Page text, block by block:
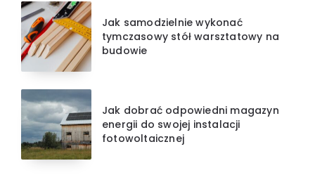
Jak samodzielnie wykonać
tymczasowy stół warsztatowy na
budowie
Jak dobrać odpowiedni magazyn
energii do swojej instalacji
fotowoltaicznej